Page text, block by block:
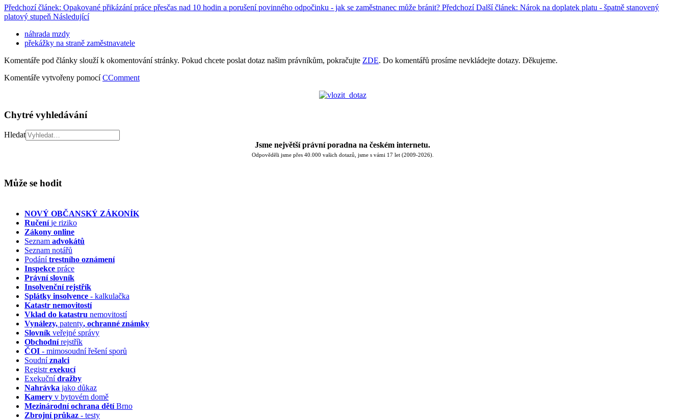
Předchozí článek: Opakované přikázání práce přesčas nad 10 hodin a porušení povinného odpočinku - jak se zaměstnanec může bránit? Předchozí Další článek: Nárok na doplatek platu - špatně stanovený
platový stupeň Následující
náhrada mzdy
překážky na straně zaměstnavatele
Komentáře pod články slouží k okomentování stránky. Pokud chcete poslat dotaz našim právníkům, pokračujte ZDE. Do komentářů prosíme nevkládejte dotazy. Děkujeme.
Komentáře vytvořeny pomocíCComment
Chytré vyhledávání
Hledat
Jsme největší právní poradna na českém internetu.
Odpověděli jsme přes 40.000 vašich dotazů, jsme s vámi 17 let (2009-2026).
Může se hodit
NOVÝ OBČANSKÝ ZÁKONÍK
Ručeníje riziko
Zákony online
Seznam advokátů
Seznam notářů
Podánítrestního oznámení
Inspekce práce
Právní slovník
Insolvenčnírejstřík
Splátky insolvence - kalkulačka
Katastr nemovitostí
Vklad do katastru nemovitostí
Vynálezy, patenty, ochranné známky
Slovník veřejné správy
Obchodnírejstřík
ČOI - mimosoudní řešení sporů
Soudníznalci
Registrexekucí
Exekučnídražby
Nahrávka jako důkaz
Kamery v bytovém domě
Mezinárodní ochrana dětíBrno
Zbrojní průkaz - testy